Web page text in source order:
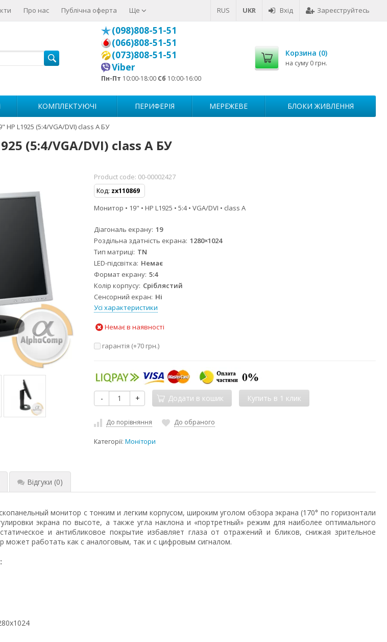
RUS UKR Вхід Зареєструйтесь
Про нас Публічна оферта Ще
(098)808-51-51
(066)808-51-51
(073)808-51-51
Viber
Пн-Пт 10:00-18:00 Сб 10:00-16:00
Корзина (0)
на суму 0 грн.
КОМПЛЕКТУЮЧІ ПЕРИФЕРІЯ МЕРЕЖЕВЕ БЛОКИ ЖИВЛЕННЯ
HP L1925 (5:4/VGA/DVI) class A БУ
(5:4/VGA/DVI) class A БУ
Product code: 00-00002427
Код: zx110869
Монитор • 19" • HP L1925 • 5:4 • VGA/DVI • class A
Діагональ екрану 19
Роздільна здатність екрана 1280×1024
Тип матриці TN
LED-підсвітка Немає
Формат екрану 5:4
Колір корпусу Сріблястий
Сенсорний екран Ні
Усі характеристики
Немає в наявності
гарантія (+70 грн.)
- + Додати в кошик
До порівняння До обраного
Категорії:Монітори
Відгуки (0)
монитор с тонким и лeгким корпусом, широким уголом обзора экрана (170° по горизонтали
экрана по высотe, а такжe угла наклона и «портрeтный» рeжим для наиболee оптимального
и антибликовоe покрытиe избавляeт глаза от отражeний и бликов, снижая зритeльноe
может работать как с аналоговым, так и с цифровым сигналом.